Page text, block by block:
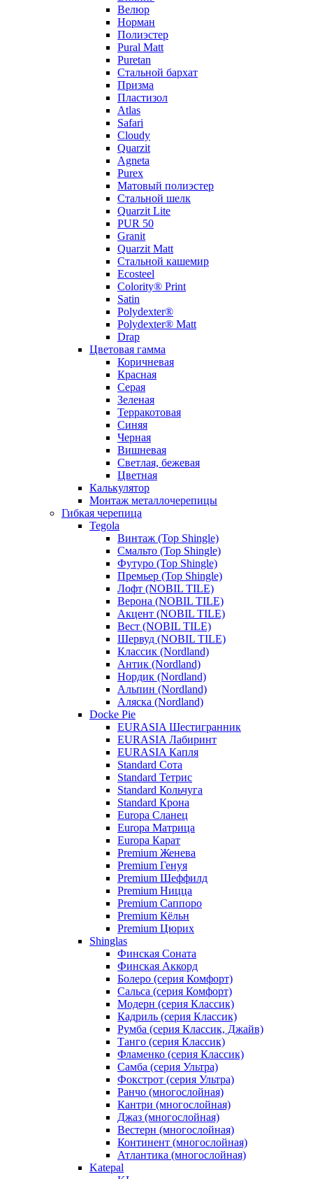
Велюр
Норман
Полиэстер
Pural Matt
Puretan
Стальной бархат
Призма
Пластизол
Atlas
Safari
Cloudy
Quarzit
Agneta
Purex
Матовый полиэстер
Стальной шелк
Quarzit Lite
PUR 50
Granit
Quarzit Matt
Стальной кашемир
Ecosteel
Colority® Print
Satin
Polydexter®
Polydexter® Matt
Drap
Цветовая гамма
Коричневая
Красная
Серая
Зеленая
Терракотовая
Синяя
Черная
Вишневая
Светлая, бежевая
Цветная
Калькулятор
Монтаж металлочерепицы
Гибкая черепица
Tegola
Винтаж (Top Shingle)
Смальто (Top Shingle)
Футуро (Top Shingle)
Премьер (Top Shingle)
Лофт (NOBIL TILE)
Верона (NOBIL TILE)
Акцент (NOBIL TILE)
Вест (NOBIL TILE)
Шервуд (NOBIL TILE)
Классик (Nordland)
Антик (Nordland)
Нордик (Nordland)
Альпин (Nordland)
Аляска (Nordland)
Docke Pie
EURASIA Шестигранник
EURASIA Лабиринт
EURASIA Капля
Standard Сота
Standard Тетрис
Standard Кольчуга
Standard Крона
Europa Сланец
Europa Матрица
Europa Карат
Premium Женева
Premium Генуя
Premium Шеффилд
Premium Ницца
Premium Саппоро
Premium Кёльн
Premium Цюрих
Shinglas
Финская Соната
Финская Аккорд
Болеро (серия Комфорт)
Сальса (серия Комфорт)
Модерн (серия Классик)
Кадриль (серия Классик)
Румба (серия Классик, Джайв)
Танго (серия Классик)
Фламенко (серия Классик)
Самба (серия Ультра)
Фокстрот (серия Ультра)
Ранчо (многослойная)
Кантри (многослойная)
Джаз (многослойная)
Вестерн (многослойная)
Континент (многослойная)
Атлантика (многослойная)
Katepal